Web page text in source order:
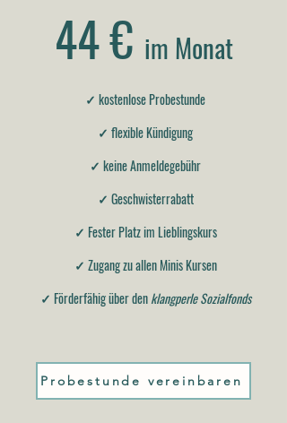
44 € im Monat
✓ kostenlose Probestunde
✓ flexible Kündigung
✓ keine Anmeldegebühr
✓ Geschwisterrabatt
✓ Fester Platz im Lieblingskurs
✓ Zugang zu allen Minis Kursen
✓ Förderfähig über denklangperle Sozialfonds
Probestunde vereinbaren